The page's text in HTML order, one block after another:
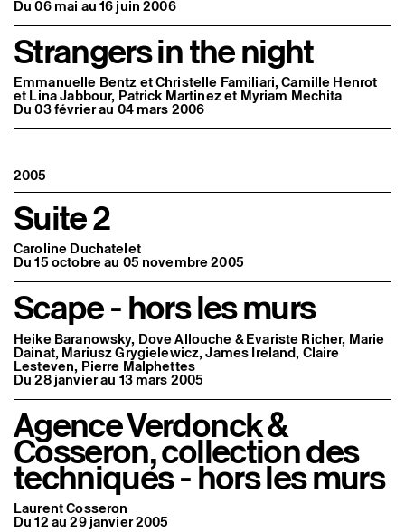
Du 06 mai au 16 juin 2006
Strangers in the night
Emmanuelle Bentz et Christelle Familiari, Camille Henrot
et Lina Jabbour, Patrick Martinez et Myriam Mechita
Du 03 février au 04 mars 2006
2005
Suite 2
Caroline Duchatelet
Du 15 octobre au 05 novembre 2005
Scape - hors les murs
Heike Baranowsky, Dove Allouche & Evariste Richer, Marie
Dainat, Mariusz Grygielewicz, James Ireland, Claire
Lesteven, Pierre Malphettes
Du 28 janvier au 13 mars 2005
Agence Verdonck &
Cosseron, collection des
techniques - hors les murs
Laurent Cosseron
Du 12 au 29 janvier 2005